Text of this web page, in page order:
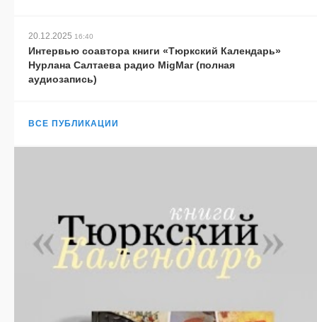
20.12.2025 16:40
Интервью соавтора книги «Тюркский Календарь»
Нурлана Салтаева радио MigMar (полная
аудиозапись)
ВСЕ ПУБЛИКАЦИИ